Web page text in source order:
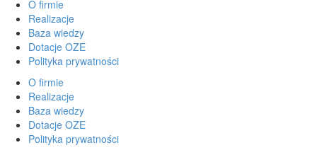
O firmie
Realizacje
Baza wiedzy
Dotacje OZE
Polityka prywatności
O firmie
Realizacje
Baza wiedzy
Dotacje OZE
Polityka prywatności